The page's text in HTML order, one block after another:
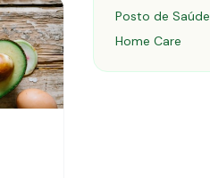
Posto de Saúde
Home Care